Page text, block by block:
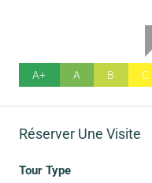
A+ A B C
Réserver Une Visite
Tour Type